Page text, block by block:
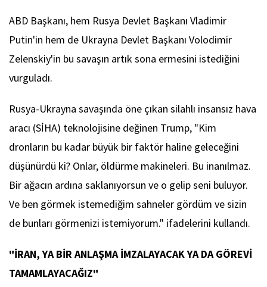
ABD Başkanı, hem Rusya Devlet Başkanı Vladimir
Putin'in hem de Ukrayna Devlet Başkanı Volodimir
Zelenskiy'in bu savaşın artık sona ermesini istediğini
vurguladı.
Rusya-Ukrayna savaşında öne çıkan silahlı insansız hava
aracı (SİHA) teknolojisine değinen Trump, "Kim
dronların bu kadar büyük bir faktör haline geleceğini
düşünürdü ki? Onlar, öldürme makineleri. Bu inanılmaz.
Bir ağacın ardına saklanıyorsun ve o gelip seni buluyor.
Ve ben görmek istemediğim sahneler gördüm ve sizin
de bunları görmenizi istemiyorum." ifadelerini kullandı.
"İRAN, YA BİR ANLAŞMA İMZALAYACAK YA DA GÖREVİ
TAMAMLAYACAĞIZ"